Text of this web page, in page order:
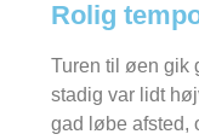
Rolig
Turen til øen gik
stadig var lidt
gad løbe afsted,